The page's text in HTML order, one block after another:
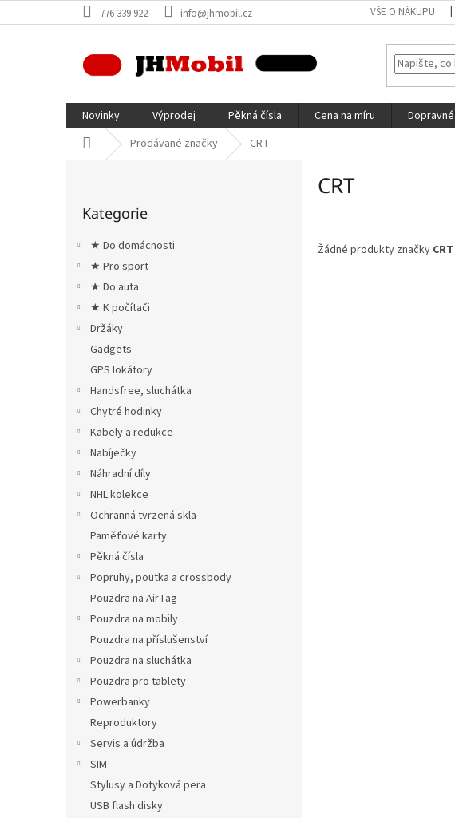
na
776 339 922 info@jhmobil.cz VŠE O NÁKUPU
Novinky Výprodej Pěkná čísla Cena na míru Dopravné
Domů Prodávané značky CRT
kategorie
Kategorie
★ Do domácnosti
★ Pro sport
★ Do auta
★ K počítači
Držáky
Gadgets
GPS lokátory
Handsfree, sluchátka
Chytré hodinky
Kabely a redukce
Nabíječky
Náhradní díly
NHL kolekce
Ochranná tvrzená skla
Paměťové karty
Pěkná čísla
Popruhy, poutka a crossbody
Pouzdra na AirTag
Pouzdra na mobily
Pouzdra na příslušenství
Pouzdra na sluchátka
Pouzdra pro tablety
Powerbanky
Reproduktory
Servis a údržba
SIM
Stylusy a Dotyková pera
USB flash disky
CRT
Žádné produkty značky CRT